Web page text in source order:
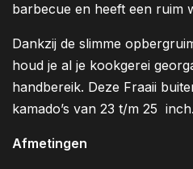
barbecue en heeft een ruim
Dankzij de slimme
houd je al je kookgerei
handbereik. Deze Fraaii
kamado’s van 23 t/m 25 inch.
Afmetingen